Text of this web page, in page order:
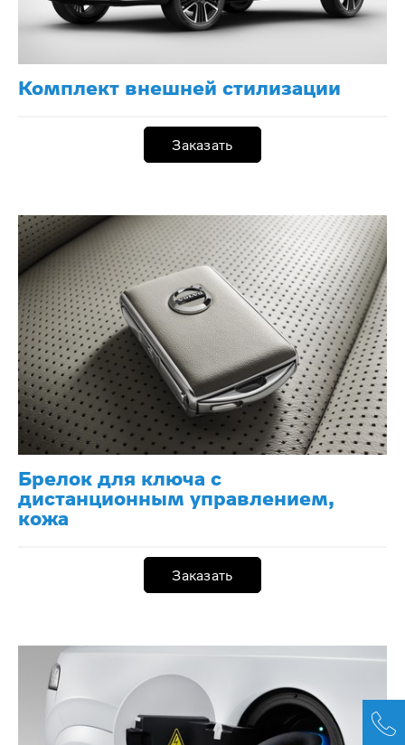
Комплект внешней стилизации
Заказать
Брелок для ключа с
дистанционным управлением,
кожа
Заказать